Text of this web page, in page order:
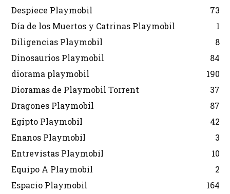
Despiece Playmobil
73
Día de los Muertos y Catrinas Playmobil
1
Diligencias Playmobil
8
Dinosaurios Playmobil
84
diorama playmobil
190
Dioramas de Playmobil Torrent
37
Dragones Playmobil
87
Egipto Playmobil
42
Enanos Playmobil
3
Entrevistas Playmobil
10
Equipo A Playmobil
2
Espacio Playmobil
164